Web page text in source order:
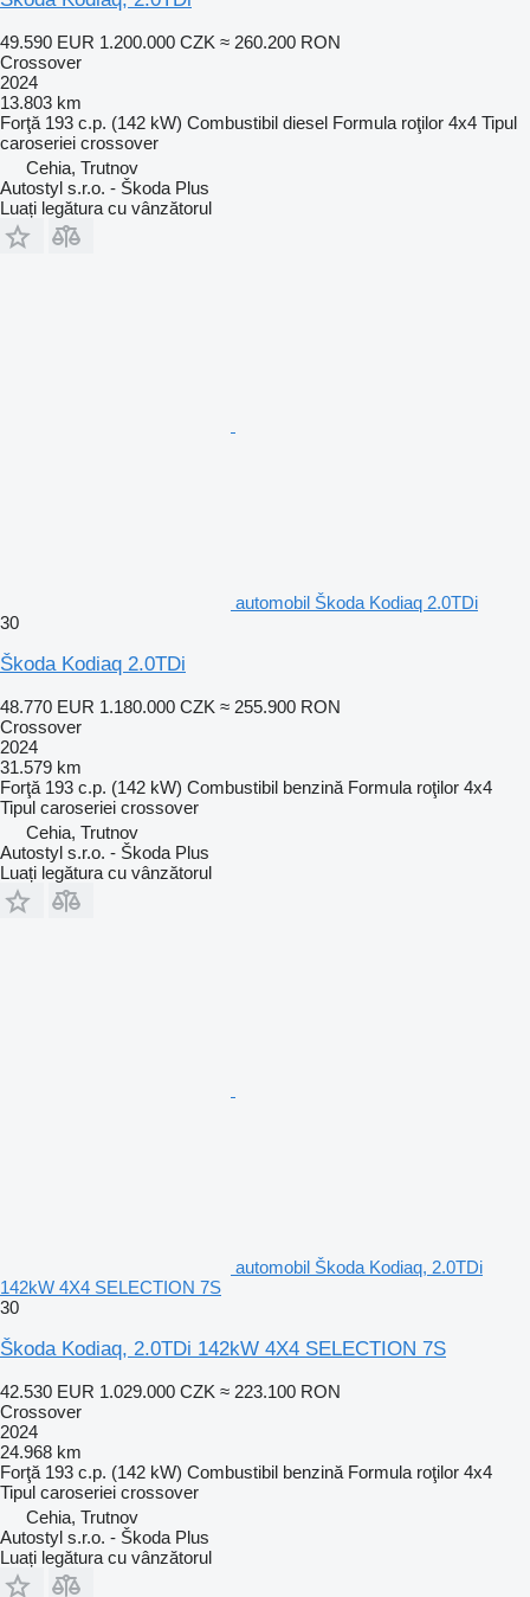
49.590 EUR 1.200.000 CZK ≈ 260.200 RON
Crossover
2024
13.803 km
Forţă 193 c.p. (142 kW) Combustibil diesel Formula roţilor 4x4 Tipul
caroseriei crossover
Cehia, Trutnov
Autostyl s.r.o. - Škoda Plus
Luați legătura cu vânzătorul
automobil Škoda Kodiaq 2.0TDi
30
Škoda Kodiaq 2.0TDi
48.770 EUR 1.180.000 CZK ≈ 255.900 RON
Crossover
2024
31.579 km
Forţă 193 c.p. (142 kW) Combustibil benzină Formula roţilor 4x4
Tipul caroseriei crossover
Cehia, Trutnov
Autostyl s.r.o. - Škoda Plus
Luați legătura cu vânzătorul
automobil Škoda Kodiaq, 2.0TDi
142kW 4X4 SELECTION 7S
30
Škoda Kodiaq, 2.0TDi 142kW 4X4 SELECTION 7S
42.530 EUR 1.029.000 CZK ≈ 223.100 RON
Crossover
2024
24.968 km
Forţă 193 c.p. (142 kW) Combustibil benzină Formula roţilor 4x4
Tipul caroseriei crossover
Cehia, Trutnov
Autostyl s.r.o. - Škoda Plus
Luați legătura cu vânzătorul